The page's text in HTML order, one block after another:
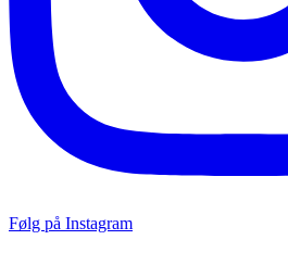
Følg på Instagram